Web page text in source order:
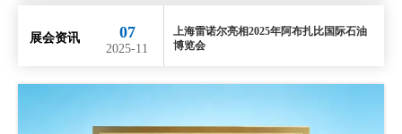
展会资讯 07
2025-11
上海雷诺尔亮相2025年阿布扎比国际石油
博览会